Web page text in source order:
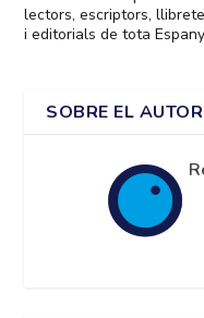
lectors, escriptors,
i editorials de tota
SOBRE EL AUTOR